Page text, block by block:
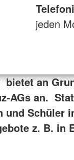
jeden
bietet an
AGs an.
Schüler
z. B. in